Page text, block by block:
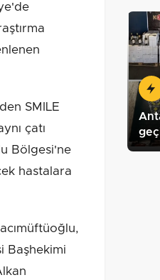
SMILE
çatı
Bölgesi'ne
hastalara
Başhekimi